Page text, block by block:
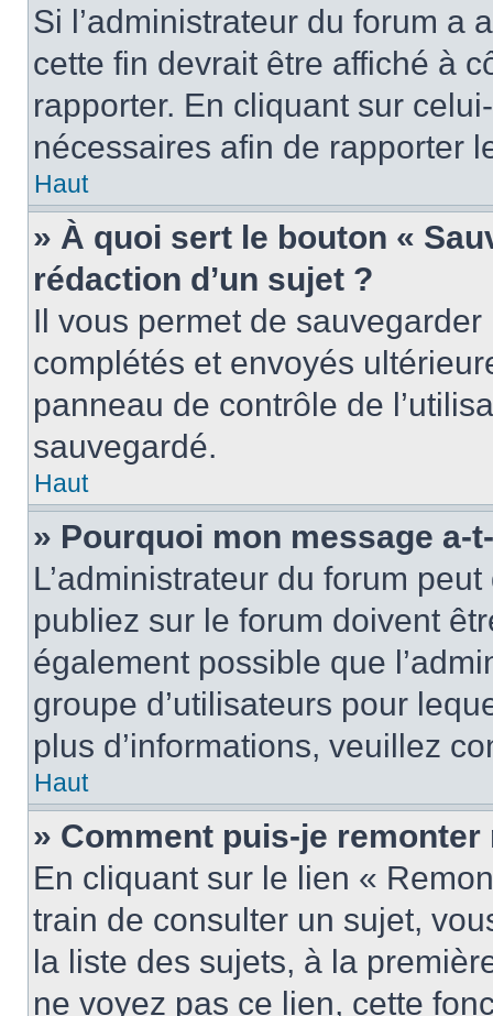
Si l’administrateur du forum a
cette fin devrait être affiché à
rapporter. En cliquant sur
nécessaires afin de rapporter
Haut
» À quoi sert le bouton «
rédaction d’un sujet ?
Il vous permet de
complétés et envoyés
panneau de contrôle de
sauvegardé.
Haut
» Pourquoi mon message a-
L’administrateur du forum
publiez sur le forum doivent
également possible que
groupe d’utilisateurs pour
plus d’informations, veuillez
Haut
» Comment puis-je
En cliquant sur le lien «
train de consulter un sujet,
la liste des sujets, à la
ne voyez pas ce lien, cette